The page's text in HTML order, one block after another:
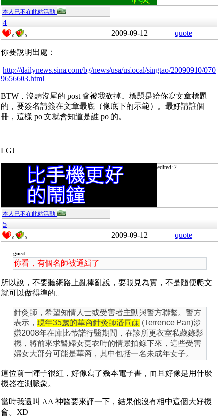
本人已不在此站活動
4
0 0 2009-09-12 quote
你要說明出處：
http://dailynews.sina.com/bg/news/usa/uslocal/singtao/20090910/070
9656603.html
BTW，沒頭沒尾的 post 會被我砍掉。標題是給你寫文章標題
的，要簽名請簽在文章最底（像底下的示範）。最好請註個
冊，這樣 po 文就會知道是誰 po 的。
LGJ
edited: 2
本人已不在此站活動
5
0 0 2009-09-12 quote
guest
你看，有個名師被通緝了
所以說，不要聽網路上亂捧亂說，要眼見為實，不是隨便爬文
就可以做得準的。
針灸師，希望知情人士或受害者主動與警方聯繫。警方
表示， 現年35歲的華裔針灸師潘同菋(Terrence Pan)涉
嫌2008年在庫比蒂諾行醫期間，在診所更衣室私藏錄影
機，將前來求醫婦女更衣時的情景拍錄下來，這些受害
婦女大部分可能是華裔，其中包括一名未成年女子。
這位前一陣子很紅，好像寫了幾本電子書，而且好像是用什麼
機器在測脈象。
當時我還叫 AA 神醫要來評一下，結果他沒有相中這個大好機
會。XD